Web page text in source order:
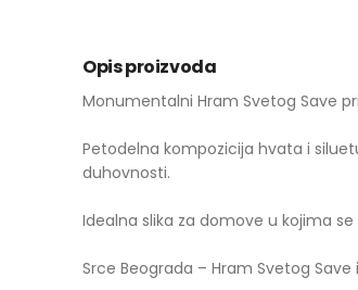
Opis proizvoda
Monumentalni Hram Svetog Save
Petodelna kompozicija hvata i
duhovnosti.
Idealna slika za domove u kojima
Srce Beograda – Hram Svetog